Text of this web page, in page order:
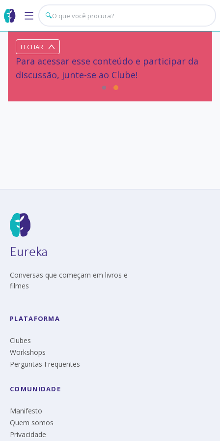
🔍
FECHAR
Para acessar esse conteúdo e participar da
discussão, junte-se ao Clube!
Eureka
Conversas que começam em livros e
filmes
PLATAFORMA
Clubes
Workshops
Perguntas Frequentes
COMUNIDADE
Manifesto
Quem somos
Privacidade